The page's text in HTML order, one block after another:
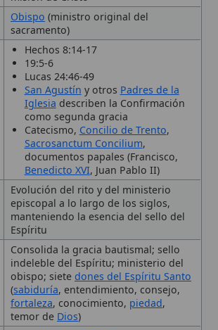
San Agustíny otrosPadres de la
Iglesiadescriben la Confirmación
como segunda gracia
Catecismo,Concilio de Trento
Sacrosanctum Concilium
documentos papales (Francisco,
Benedicto XVI, Juan Pablo II)
Evolución del rito y del ministerio
episcopal a lo largo de los siglos,
manteniendo la esencia del sello del
Espíritu
Consolida la gracia bautismal; sello
indeleble del Espíritu; ministerio del
obispo; sietedones del Espíritu Santo
sabiduría, entendimiento, consejo,
fortaleza, conocimiento,piedad ,
temor deDios)
En laIglesia primitivase administraba
junto albautismo; en la Edad Media
varió entre obispos y sacerdotes; el
Concilio de Trentoreafirmó al obispo
como ministro;VaticanoII la destacó
como sacramento de iniciación; el
Synodo 2024 subraya su renovación
del don pentecostal